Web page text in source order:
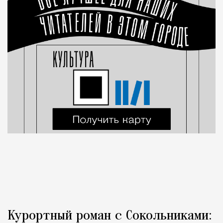
Курортный роман с Сокольниками: